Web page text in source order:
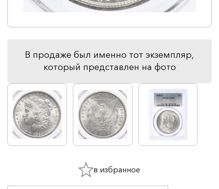
В продаже был именно тот экземпляр,
который представлен на фото
в избранное